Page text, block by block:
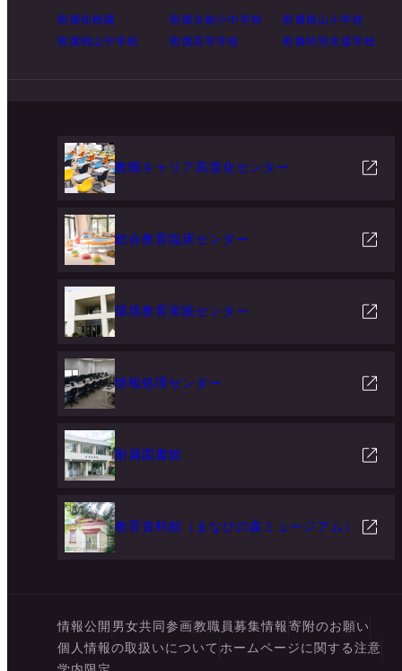
附属幼稚園 附属京都小中学校
附属桃山小学校
附属桃山中学校
附属高等学校 附属特別支援学校
教職キャリア高度化センター
総合教育臨床センター
環境教育実践センター
情報処理センター
附属図書館
教育資料館（まなびの森ミュージアム）
情報公開 男女共同参画教職員募集情報寄附のお願い
個人情報の取扱いについて ホームページに関する注意